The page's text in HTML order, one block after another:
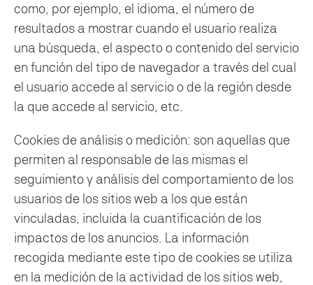
como, por ejemplo, el idioma, el número de
resultados a mostrar cuando el usuario realiza
una búsqueda, el aspecto o contenido del servicio
en función del tipo de navegador a través del cual
el usuario accede al servicio o de la región desde
la que accede al servicio, etc.
Cookies de análisis o medición: son aquellas que
permiten al responsable de las mismas el
seguimiento y análisis del comportamiento de los
usuarios de los sitios web a los que están
vinculadas, incluida la cuantificación de los
impactos de los anuncios. La información
recogida mediante este tipo de cookies se utiliza
en la medición de la actividad de los sitios web,